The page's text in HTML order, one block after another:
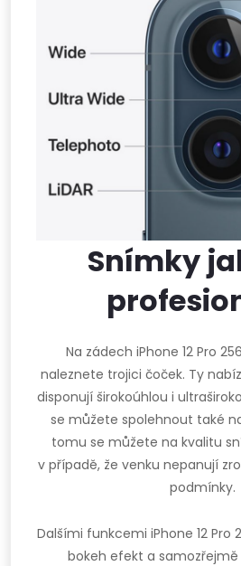
Snímky
Na zádech iPhone 12 Pro
naleznete trojici čoček. Ty
disponují širokoúhlou i
se můžete spolehnout také
tomu se můžete na kvalitu
v případě, že venku nepanují
podmínky.
Dalšími funkcemi iPhone 12 Pro
bokeh efekt a